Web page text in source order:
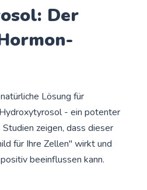
Der
Lösung für
- ein potenter
zeigen, dass dieser
für Ihre Zellen" wirkt und
beeinflussen kann.